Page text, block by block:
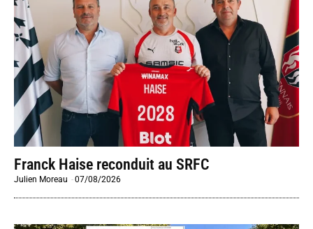
Franck Haise reconduit au SRFC
Julien Moreau -07/08/2026